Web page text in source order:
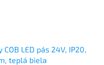
LED pás 24V, IP20,
teplá biela